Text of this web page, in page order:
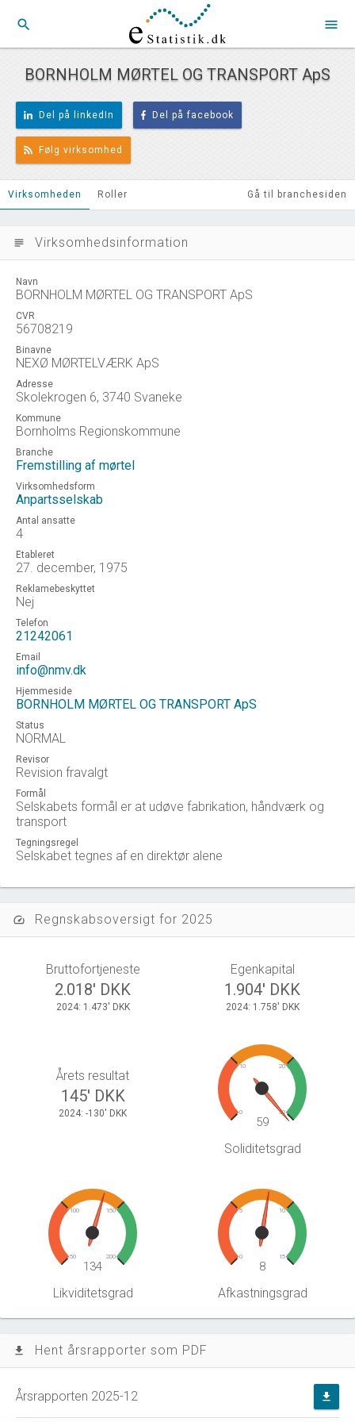
search menu
BORNHOLM MØRTEL OG TRANSPORT ApS
Del på linkedIn Del på facebook
Følg virksomhed
Virksomheden Roller Gå til branchesiden
subject Virksomhedsinformation
Navn
BORNHOLM MØRTEL OG TRANSPORT ApS
CVR
56708219
Binavne
NEXØ MØRTELVÆRK ApS
Adresse
Skolekrogen 6, 3740 Svaneke
Kommune
Bornholms Regionskommune
Branche
Fremstilling af mørtel
Virksomhedsform
Anpartsselskab
Antal ansatte
4
Etableret
27. december, 1975
Reklamebeskyttet
Nej
Telefon
21242061
Email
info@nmv.dk
Hjemmeside
BORNHOLM MØRTEL OG TRANSPORT ApS
Status
NORMAL
Revisor
Revision fravalgt
Formål
Selskabets formål er at udøve fabrikation, håndværk og
transport
Tegningsregel
Selskabet tegnes af en direktør alene
speed Regnskabsoversigt for 2025
Bruttofortjeneste
2.018' DKK
2024: 1.473' DKK
Egenkapital
1.904' DKK
2024: 1.758' DKK
Årets resultat
145' DKK
2024: -130' DKK 0
10 20
30
59
Soliditetsgrad
50
100 150
200
134
Likviditetsgrad
0
5 10
15
8
Afkastningsgrad
file_download Hent årsrapporter som PDF
Årsrapporten 2025-12 file_download